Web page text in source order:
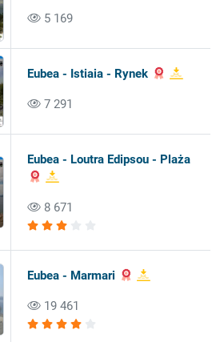
5 169
Eubea - Istiaia - Rynek
7 291
Eubea - Loutra Edipsou - Plaża
8 671
Eubea - Marmari
19 461